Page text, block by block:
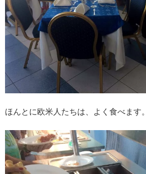
ほんとに欧米人たちは、よく食べます。